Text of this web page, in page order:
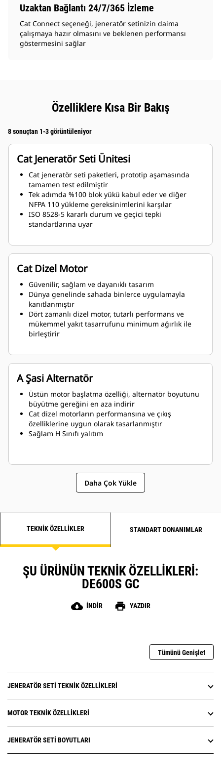
Uzaktan Bağlantı 24/7/365 İzleme
Cat Connect seçeneği, jeneratör setinizin daima
çalışmaya hazır olmasını ve beklenen performansı
göstermesini sağlar
Özelliklere Kısa Bir Bakış
8 sonuçtan 1-3 görüntüleniyor
Cat Jeneratör Seti Ünitesi
Cat jeneratör seti paketleri, prototip aşamasında
tamamen test edilmiştir
Tek adımda %100 blok yükü kabul eder ve diğer
NFPA 110 yükleme gereksinimlerini karşılar
ISO 8528-5 kararlı durum ve geçici tepki
standartlarına uyar
Cat Dizel Motor
Güvenilir, sağlam ve dayanıklı tasarım
Dünya genelinde sahada binlerce uygulamayla
kanıtlanmıştır
Dört zamanlı dizel motor, tutarlı performans ve
mükemmel yakıt tasarrufunu minimum ağırlık ile
birleştirir
A Şasi Alternatör
Üstün motor başlatma özelliği, alternatör boyutunu
büyütme gereğini en aza indirir
Cat dizel motorların performansına ve çıkış
özelliklerine uygun olarak tasarlanmıştır
Sağlam H Sınıfı yalıtım
Daha Çok Yükle
TEKNIK ÖZELLIKLER STANDART DONANIMLAR
ŞU ÜRÜNÜN TEKNIK ÖZELLIKLERI:
DE600S GC
cloud_download İNDIR print YAZDIR
Tümünü Genişlet
JENERATÖR SETI TEKNIK ÖZELLIKLERI
MOTOR TEKNIK ÖZELLIKLERI
JENERATÖR SETI BOYUTLARI